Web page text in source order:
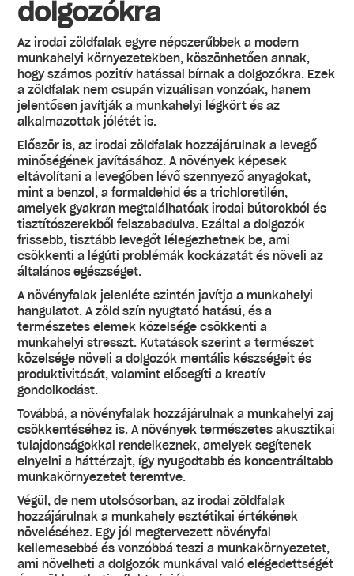
dolgozókra
Az irodai zöldfalak egyre népszerűbbek a modern
munkahelyi környezetekben, köszönhetően annak,
hogy számos pozitív hatással bírnak a dolgozókra. Ezek
a zöldfalak nem csupán vizuálisan vonzóak, hanem
jelentősen javítják a munkahelyi légkört és az
alkalmazottak jólétét is.
Először is, az irodai zöldfalak hozzájárulnak a levegő
minőségének javításához. A növények képesek
eltávolítani a levegőben lévő szennyező anyagokat,
mint a benzol, a formaldehid és a trichloretilén,
amelyek gyakran megtalálhatóak irodai bútorokból és
tisztítószerekből felszabadulva. Ezáltal a dolgozók
frissebb, tisztább levegőt lélegezhetnek be, ami
csökkenti a légúti problémák kockázatát és növeli az
általános egészséget.
A növényfalak jelenléte szintén javítja a munkahelyi
hangulatot. A zöld szín nyugtató hatású, és a
természetes elemek közelsége csökkenti a
munkahelyi stresszt. Kutatások szerint a természet
közelsége növeli a dolgozók mentális készségeit és
produktivitását, valamint elősegíti a kreatív
gondolkodást.
Továbbá, a növényfalak hozzájárulnak a munkahelyi zaj
csökkentéséhez is. A növények természetes akusztikai
tulajdonságokkal rendelkeznek, amelyek segítenek
elnyelni a háttérzajt, így nyugodtabb és koncentráltabb
munkakörnyezetet teremtve.
Végül, de nem utolsósorban, az irodai zöldfalak
hozzájárulnak a munkahely esztétikai értékének
növeléséhez. Egy jól megtervezett növényfal
kellemesebbé és vonzóbbá teszi a munkakörnyezetet,
ami növelheti a dolgozók munkával való elégedettségét